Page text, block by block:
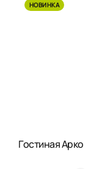
НОВИНКА
Гостиная Арко